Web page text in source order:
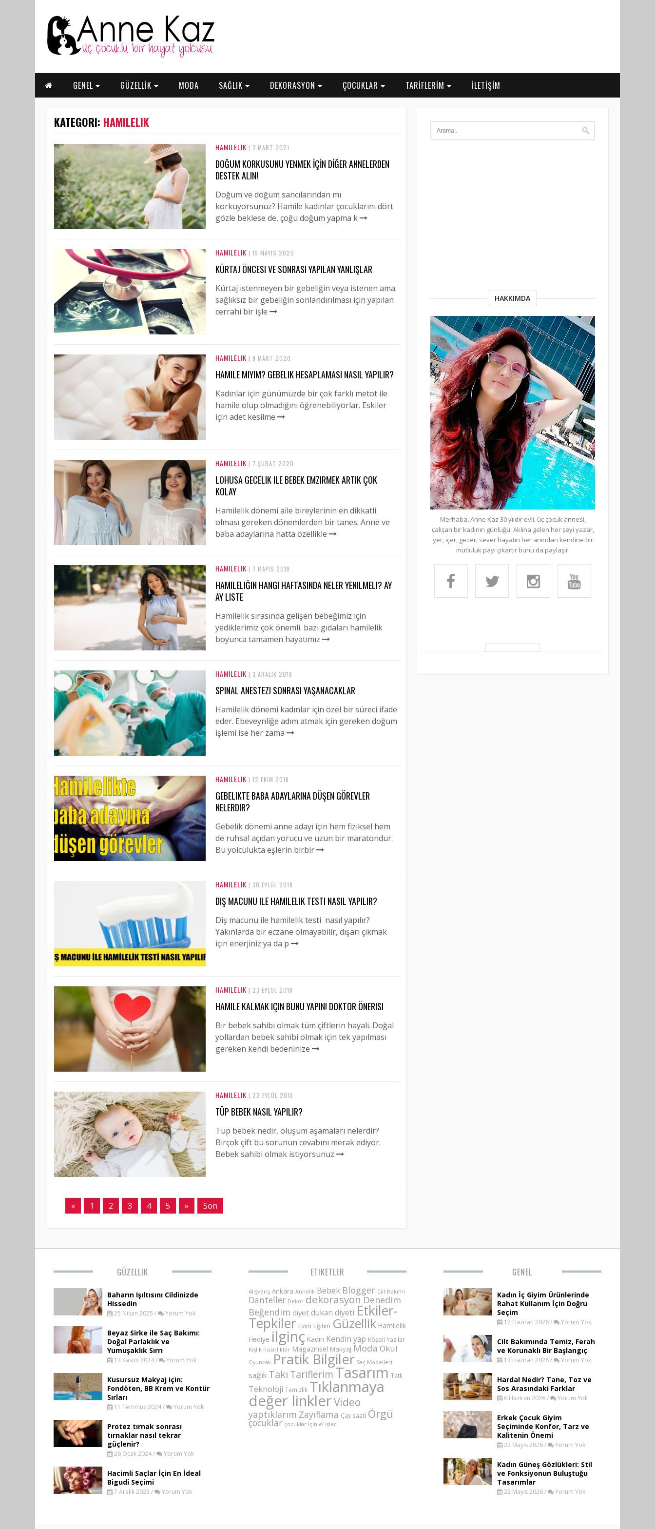
GENEL GÜZELLİK MODA SAĞLIK DEKORASYON ÇOCUKLAR TARİFLERİM İLETİŞİM
KATEGORI: HAMILELIK
HAMILELIK | 7 MART 2021
DOĞUM KORKUSUNU YENMEK İÇİN DİĞER ANNELERDEN
DESTEK ALIN!
Doğum ve doğum sancılarından mı
korkuyorsunuz? Hamile kadınlar çocuklarını dört
gözle beklese de, çoğu doğum yapma k
HAMILELIK | 19 MAYIS 2020
KÜRTAJ ÖNCESI VE SONRASI YAPILAN YANLIŞLAR
Kürtaj istenmeyen bir gebeliğin veya istenen ama
sağlıksız bir gebeliğin sonlandırılması için yapılan
cerrahi bir işle
HAMILELIK | 9 MART 2020
HAMILE MIYIM? GEBELIK HESAPLAMASI NASIL YAPILIR?
Kadınlar için günümüzde bir çok farklı metot ile
hamile olup olmadığını öğrenebiliyorlar. Eskiler
için adet kesilme
HAMILELIK | 7 ŞUBAT 2020
LOHUSA GECELIK ILE BEBEK EMZIRMEK ARTIK ÇOK
KOLAY
Hamilelik dönemi aile bireylerinin en dikkatli
olması gereken dönemlerden bir tanes. Anne ve
baba adaylarına hatta özellikle
HAMILELIK | 7 MAYIS 2019
HAMILELIĞIN HANGI HAFTASINDA NELER YENILMELI? AY
AY LISTE
Hamilelik sırasında gelişen bebeğimiz için
yediklerimiz çok önemli. bazı gıdaları hamilelik
boyunca tamamen hayatımız
HAMILELIK | 3 ARALIK 2018
SPINAL ANESTEZI SONRASI YAŞANACAKLAR
Hamilelik dönemi kadınlar için özel bir süreci ifade
eder. Ebeveynliğe adım atmak için gereken doğum
işlemi ise her zama
HAMILELIK | 12 EKIM 2018
GEBELIKTE BABA ADAYLARINA DÜŞEN GÖREVLER
NELERDIR?
Gebelik dönemi anne adayı için hem fiziksel hem
de ruhsal açıdan yorucu ve uzun bir maratondur.
Bu yolculukta eşlerin birbir
HAMILELIK | 30 EYLÜL 2018
DIŞ MACUNU ILE HAMILELIK TESTI NASIL YAPILIR?
Diş macunu ile hamilelik testi nasıl yapılır?
Yakınlarda bir eczane olmayabilir, dışarı çıkmak
için enerjiniz ya da p
HAMILELIK | 23 EYLÜL 2018
HAMILE KALMAK IÇIN BUNU YAPIN! DOKTOR ÖNERISI
Bir bebek sahibi olmak tüm çiftlerin hayali. Doğal
yollardan bebek sahibi olmak için tek yapılması
gereken kendi bedeninize
HAMILELIK | 22 EYLÜL 2018
TÜP BEBEK NASIL YAPILIR?
Tüp bebek nedir, oluşum aşamaları nelerdir?
Birçok çift bu sorunun cevabını merak ediyor.
Bebek sahibi olmak istiyorsunuz
« 1 2 3 4 5 » Son
HAKKIMDA
Merhaba, Anne Kaz 30 yıldır evli, üç çocuk annesi,
çalışan bir kadının günlüğü. Aklına gelen her şeyi yazar,
yer, içer, gezer, sever hayatın her anından kendine bir
mutluluk payı çıkartır bunu da paylaşır.
GÜZELLIK
Baharın Işıltısını Cildinizde
Hissedin
25 Nisan 2025 / Yorum Yok
Beyaz Sirke ile Saç Bakımı:
Doğal Parlaklık ve
Yumuşaklık Sırrı
13 Kasım 2024 / Yorum Yok
Kusursuz Makyaj için:
Fondöten, BB Krem ve Kontür
Sırları
11 Temmuz 2024 / Yorum Yok
Protez tırnak sonrası
tırnaklar nasıl tekrar
güçlenir?
26 Ocak 2024 / Yorum Yok
Hacimli Saçlar İçin En İdeal
Bigudi Seçimi
7 Aralık 2023 / Yorum Yok
ETIKETLER
Alışveriş Ankara Annelik Bebek Blogger Cilt Bakımı
Danteller Dekor dekorasyon Denedim
Beğendim diyet dukan diyeti Etkiler-
Tepkiler Evim Eğitim Güzellik Hamilelik
Hediye ilginç Kadın Kendin yap Köşeli Yazılar
Kışlık hazırlıklar Magazinsel Makyaj Moda Okul
Oyuncak Pratik Bilgiler Saç Modelleri
sağlık Takı Tariflerim Tasarım Tatlı
Teknoloji Temizlik Tıklanmaya
değer linklerVideo
yaptıklarım Zayıflama Çay saati Örgü
çocuklar çocuklar için el işleri
GENEL
Kadın İç Giyim Ürünlerinde
Rahat Kullanım İçin Doğru
Seçim
17 Haziran 2026 / Yorum Yok
Cilt Bakımında Temiz, Ferah
ve Korunaklı Bir Başlangıç
13 Haziran 2026 / Yorum Yok
Hardal Nedir? Tane, Toz ve
Sos Arasındaki Farklar
6 Haziran 2026 / Yorum Yok
Erkek Çocuk Giyim
Seçiminde Konfor, Tarz ve
Kalitenin Önemi
22 Mayıs 2026 / Yorum Yok
Kadın Güneş Gözlükleri: Stil
ve Fonksiyonun Buluştuğu
Tasarımlar
22 Mayıs 2026 / Yorum Yok